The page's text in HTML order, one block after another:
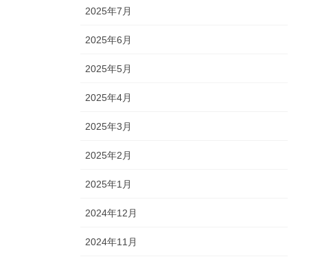
2025年7月
2025年6月
2025年5月
2025年4月
2025年3月
2025年2月
2025年1月
2024年12月
2024年11月